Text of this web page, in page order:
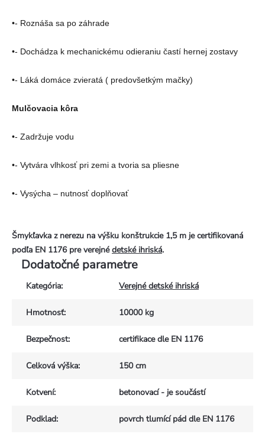
•- Roznáša sa po záhrade
•- Dochádza k mechanickému odieraniu častí hernej zostavy
•- Láká domáce zvieratá ( predovšetkým mačky)
Mulčovacia kôra
•- Zadržuje vodu
•- Vytvára vlhkosť pri zemi a tvoria sa pliesne
•- Vysýcha – nutnosť doplňovať
Šmykľavka z nerezu na výšku konštrukcie 1,5 m je certifikovaná
podľa EN 1176 pre verejnédetské ihriská.
Dodatočné parametre
Kategória: Verejné detské ihriská
Hmotnosť: 10000 kg
Bezpečnost: certifikace dle EN 1176
Celková výška: 150 cm
Kotvení: betonovací - je součástí
Podklad: povrch tlumící pád dle EN 1176